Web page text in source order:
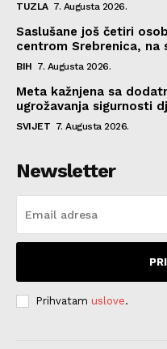
TUZLA 7. Augusta 2026.
Saslušane još četiri
centrom Srebrenica, na
BIH 7. Augusta 2026.
Meta kažnjena sa
ugrožavanja sigurnosti
SVIJET 7. Augusta 2026.
Newsletter
Prihvatam uslove.